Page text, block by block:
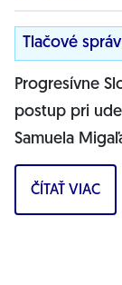
Tlačové
Progresívne
postup pri
Samuela
vývoja v
ČÍTAŤ VIAC